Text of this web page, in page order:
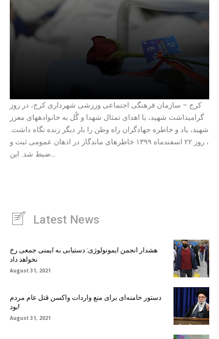
کرج – سازمان فرهنگی اجتماعی ورزشی شهرداری کرج، در روز
گرامیداشت شهید، با اهدای تمثال شهدا و گُل به خانوادههای معزز
شهید، یاد و خاطره جهادگران راه وطن را بار دیگر زنده نگاه داشت.
، روز ۲۲ اسفندماه ۱۳۹۹ خاطرهای ماندگار در اذهان عمومی ثبت و
ضبط شد. این…
Latest News
هشدار انجمن ایمونولوژی: دستیابی به ایمنی جمعی رخ
نخواهد داد
August 31, 2021
دستور خامنه‌ای برای منع واردات واکسن قتل عام مردم
بود!
August 31, 2021